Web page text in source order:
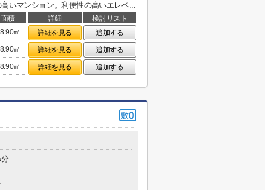
いマンション。利便性の高いエレベ...
面積 詳細
検討リスト
㎡ 詳細を見る
追加する
㎡ 詳細を見る
追加する
㎡ 詳細を見る 追加する